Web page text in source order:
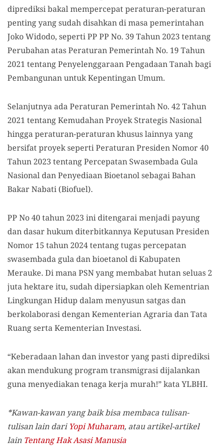
diprediksi bakal mempercepat peraturan-peraturan
penting yang sudah disahkan di masa pemerintahan
Joko Widodo, seperti PP PP No. 39 Tahun 2023 tentang
Perubahan atas Peraturan Pemerintah No. 19 Tahun
2021 tentang Penyelenggaraan Pengadaan Tanah bagi
Pembangunan untuk Kepentingan Umum.
Selanjutnya ada Peraturan Pemerintah No. 42 Tahun
2021 tentang Kemudahan Proyek Strategis Nasional
hingga peraturan-peraturan khusus lainnya yang
bersifat proyek seperti Peraturan Presiden Nomor 40
Tahun 2023 tentang Percepatan Swasembada Gula
Nasional dan Penyediaan Bioetanol sebagai Bahan
Bakar Nabati (Biofuel).
PP No 40 tahun 2023 ini ditengarai menjadi payung
dan dasar hukum diterbitkannya Keputusan Presiden
Nomor 15 tahun 2024 tentang tugas percepatan
swasembada gula dan bioetanol di Kabupaten
Merauke. Di mana PSN yang membabat hutan seluas 2
juta hektare itu, sudah dipersiapkan oleh Kementrian
Lingkungan Hidup dalam menyusun satgas dan
berkolaborasi dengan Kementerian Agraria dan Tata
Ruang serta Kementerian Investasi.
“Keberadaan lahan dan investor yang pasti diprediksi
akan mendukung program transmigrasi dijalankan
guna menyediakan tenaga kerja murah!” kata YLBHI.
*Kawan-kawan yang baik bisa membaca tulisan-
tulisan lain dariYopi Muharam, atau artikel-artikel
lain Tentang Hak Asasi Manusia